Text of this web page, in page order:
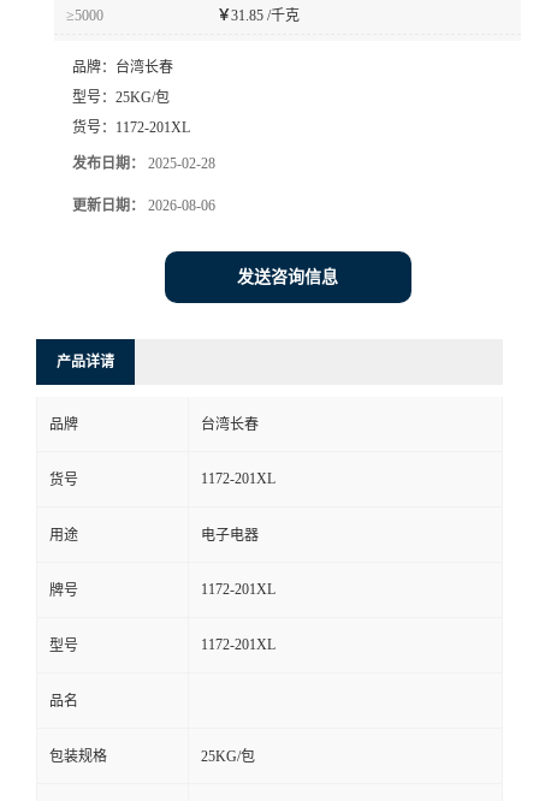
≥5000 ￥31.85 /千克
品牌： 台湾长春
型号： 25KG/包
货号： 1172-201XL
发布日期： 2025-02-28
更新日期： 2026-08-06
发送咨询信息
产品详请
品牌 台湾长春
货号 1172-201XL
用途 电子电器
牌号 1172-201XL
型号 1172-201XL
品名
包装规格 25KG/包